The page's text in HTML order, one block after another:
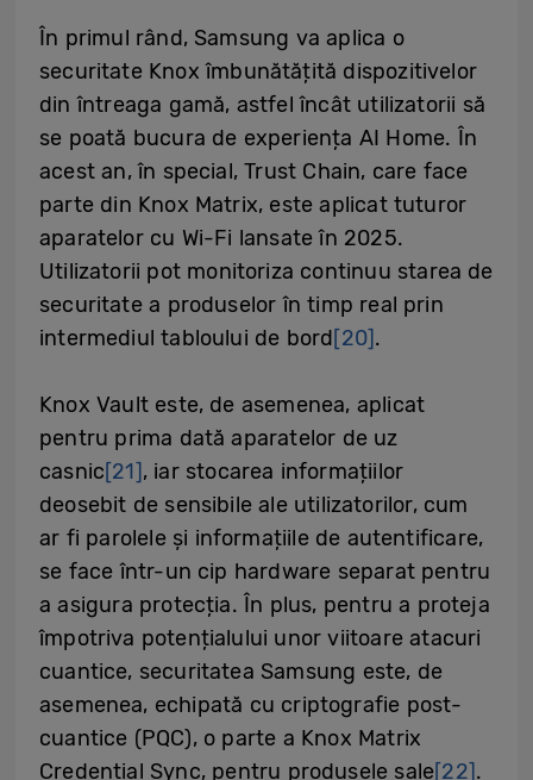
În primul rând, Samsung va aplica o
securitate Knox îmbunătățită dispozitivelor
din întreaga gamă, astfel încât utilizatorii să
se poată bucura de experiența AI Home. În
acest an, în special, Trust Chain, care face
parte din Knox Matrix, este aplicat tuturor
aparatelor cu Wi-Fi lansate în 2025.
Utilizatorii pot monitoriza continuu starea de
securitate a produselor în timp real prin
intermediul tabloului de bord[20].
Knox Vault este, de asemenea, aplicat
pentru prima dată aparatelor de uz
casnic[21], iar stocarea informațiilor
deosebit de sensibile ale utilizatorilor, cum
ar fi parolele și informațiile de autentificare,
se face într-un cip hardware separat pentru
a asigura protecția. În plus, pentru a proteja
împotriva potențialului unor viitoare atacuri
cuantice, securitatea Samsung este, de
asemenea, echipată cu criptografie post-
cuantice (PQC), o parte a Knox Matrix
Credential Sync, pentru produsele sale[22].